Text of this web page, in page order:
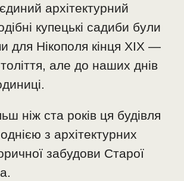
архітектурний
купецькі садиби були
для Нікополя кінця XIX —
але до наших днів
ніж ста років ця будівля
з архітектурних
забудови Старої